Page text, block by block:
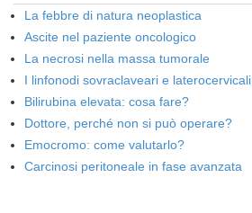
La febbre di natura neoplastica
Ascite nel paziente oncologico
La necrosi nella massa tumorale
I linfonodi sovraclaveari e laterocervicali
Bilirubina elevata: cosa fare?
Dottore, perché non si può operare?
Emocromo: come valutarlo?
Carcinosi peritoneale in fase avanzata